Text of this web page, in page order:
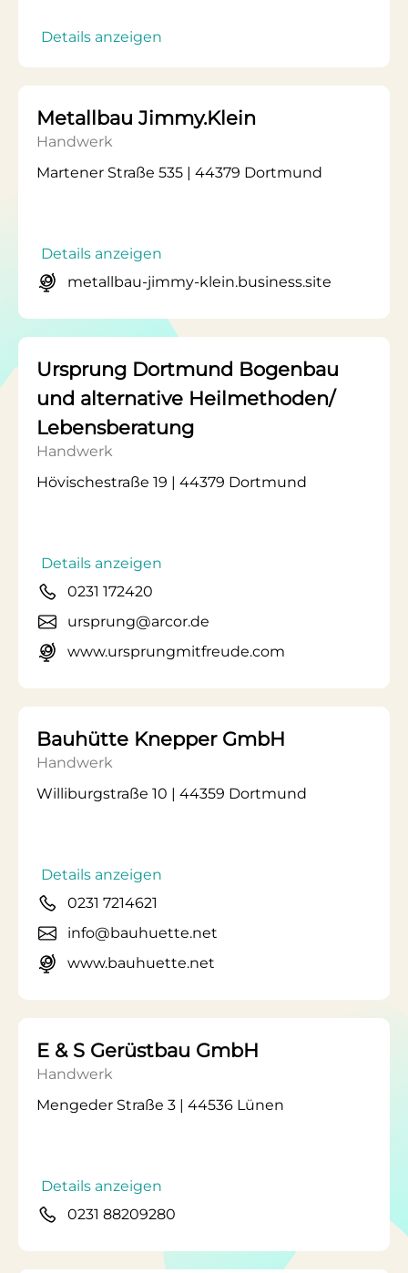
Details anzeigen
Metallbau Jimmy.Klein
Handwerk
Martener Straße 535 | 44379 Dortmund
Details anzeigen
metallbau-jimmy-klein.business.site
Ursprung Dortmund Bogenbau
und alternative Heilmethoden/
Lebensberatung
Handwerk
Hövischestraße 19 | 44379 Dortmund
Details anzeigen
0231 172420
ursprung@arcor.de
www.ursprungmitfreude.com
Bauhütte Knepper GmbH
Handwerk
Williburgstraße 10 | 44359 Dortmund
Details anzeigen
0231 7214621
info@bauhuette.net
www.bauhuette.net
E & S Gerüstbau GmbH
Handwerk
Mengeder Straße 3 | 44536 Lünen
Details anzeigen
0231 88209280